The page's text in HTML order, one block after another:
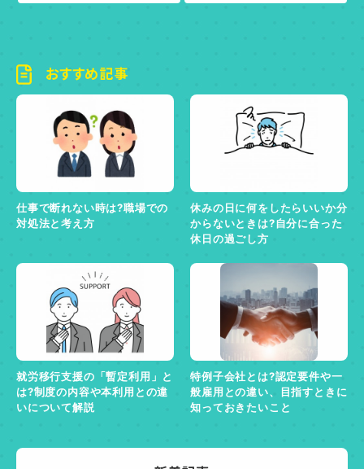
おすすめ記事
仕事で断れない時は?職場での
対処法と考え方
休みの日に何をしたらいいか分
からないときは?自分に合った
休日の過ごし方
就労移行支援の「暫定利用」と
は?制度の内容や本利用との違
いについて解説
特例子会社とは?認定要件や一
般雇用との違い、目指すときに
知っておきたいこと